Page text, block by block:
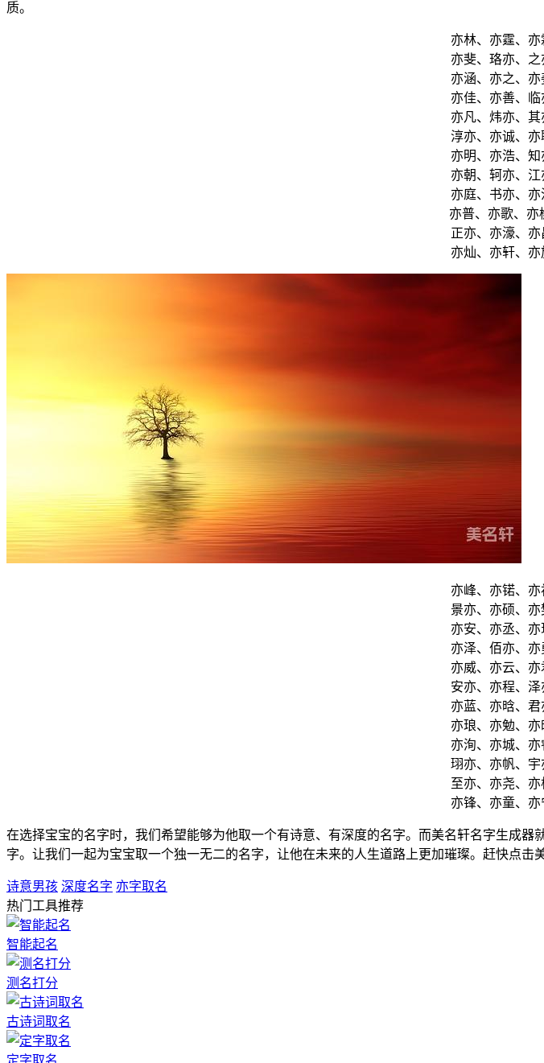
质。
亦林、亦霆、
亦斐、珞亦、
亦涵、亦之、
亦佳、亦善、
亦凡、炜亦、
淳亦、亦诚、
亦明、亦浩、
亦朝、轲亦、
亦庭、书亦、
亦普、亦歌、亦
正亦、亦濠、
亦灿、亦轩、
亦峰、亦锘、
景亦、亦硕、
亦安、亦丞、
亦泽、佰亦、
亦威、亦云、
安亦、亦程、
亦蓝、亦晗、
亦琅、亦勉、
亦洵、亦城、
珝亦、亦帆、
至亦、亦尧、
亦锋、亦童、
在选择宝宝的名字时，我们希望能够为他取一个有诗意、有深度的名字。而美名轩名字生成
字。让我们一起为宝宝取一个独一无二的名字，让他在未来的人生道路上更加璀璨。赶快点击
诗意男孩 深度名字 亦字取名
热门工具推荐
智能起名
测名打分
古诗词取名